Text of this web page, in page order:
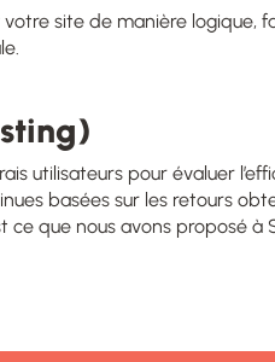
site de manière logique,
utilisateurs pour évaluer
basées sur les retours
ce que nous avons proposé à